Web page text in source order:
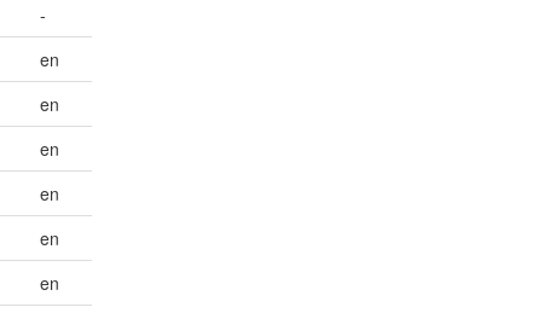
-
en
en
en
en
en
en